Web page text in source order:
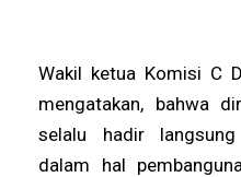
Wakil ketua Komisi C
mengatakan, bahwa
selalu hadir
dalam hal